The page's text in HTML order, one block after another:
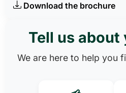
Download the brochure
Tell us about
We are here to help you